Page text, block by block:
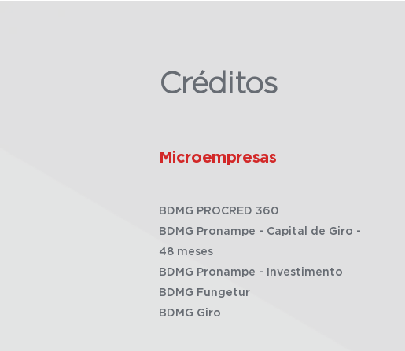
Créditos
Microempresas
BDMG PROCRED 360
BDMG Pronampe - Capital de Giro -
48 meses
BDMG Pronampe - Investimento
BDMG Fungetur
BDMG Giro